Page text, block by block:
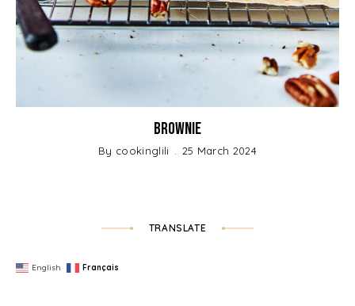
Brownie
By cookinglili 25 March 2024
TRANSLATE
English Français